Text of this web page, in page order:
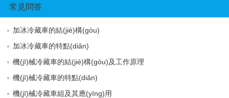
常見問答
加冰冷藏車的結(jié)構(gòu)
加冰冷藏車的特點(diǎn)
機(jī)械冷藏車的結(jié)構(gòu)及工作原理
機(jī)械冷藏車的特點(diǎn)
機(jī)械冷藏車組及其應(yīng)用